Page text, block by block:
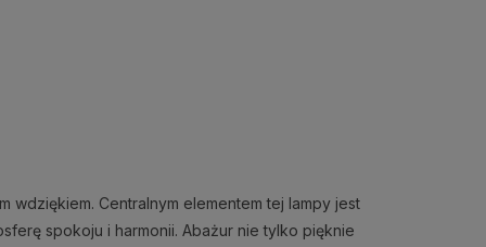
Centralnym elementem tej lampy jest
spokoju i harmonii. Abażur nie tylko pięknie